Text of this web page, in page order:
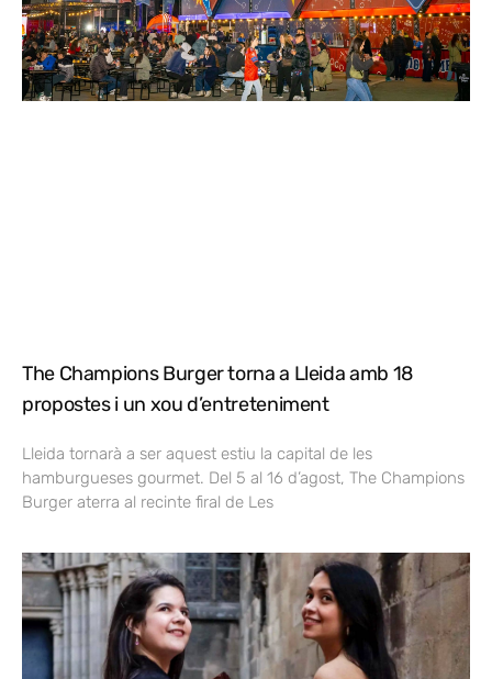
The Champions Burger torna a Lleida amb 18
propostes i un xou d’entreteniment
Lleida tornarà a ser aquest estiu la capital de les
hamburgueses gourmet. Del 5 al 16 d’agost, The Champions
Burger aterra al recinte firal de Les